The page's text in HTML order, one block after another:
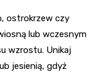
ostrokrzew czy
lub wczesnym
wzrostu. Unikaj
jesienią, gdyż